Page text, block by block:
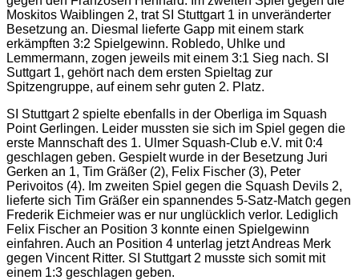
Moskitos Waiblingen 2, trat SI Stuttgart 1 in unveränderter
Besetzung an. Diesmal lieferte Gapp mit einem stark
erkämpften 3:2 Spielgewinn. Robledo, Uhlke und
Lemmermann, zogen jeweils mit einem 3:1 Sieg nach. SI
Suttgart 1, gehört nach dem ersten Spieltag zur
Spitzengruppe, auf einem sehr guten 2. Platz.
SI Stuttgart 2 spielte ebenfalls in der Oberliga im Squash
Point Gerlingen. Leider mussten sie sich im Spiel gegen die
erste Mannschaft des 1. Ulmer Squash-Club e.V. mit 0:4
geschlagen geben. Gespielt wurde in der Besetzung Juri
Gerken an 1, Tim Gräßer (2), Felix Fischer (3), Peter
Perivoitos (4). Im zweiten Spiel gegen die Squash Devils 2,
lieferte sich Tim Gräßer ein spannendes 5-Satz-Match gegen
Frederik Eichmeier was er nur unglücklich verlor. Lediglich
Felix Fischer an Position 3 konnte einen Spielgewinn
einfahren. Auch an Position 4 unterlag jetzt Andreas Merk
gegen Vincent Ritter. SI Stuttgart 2 musste sich somit mit
einem 1:3 geschlagen geben.